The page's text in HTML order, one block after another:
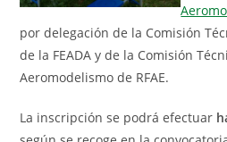
por delegación de la Comisión
de la FEADA y de la Comisión
Aeromodelismo de RFAE.
La inscripción se podrá efectuar